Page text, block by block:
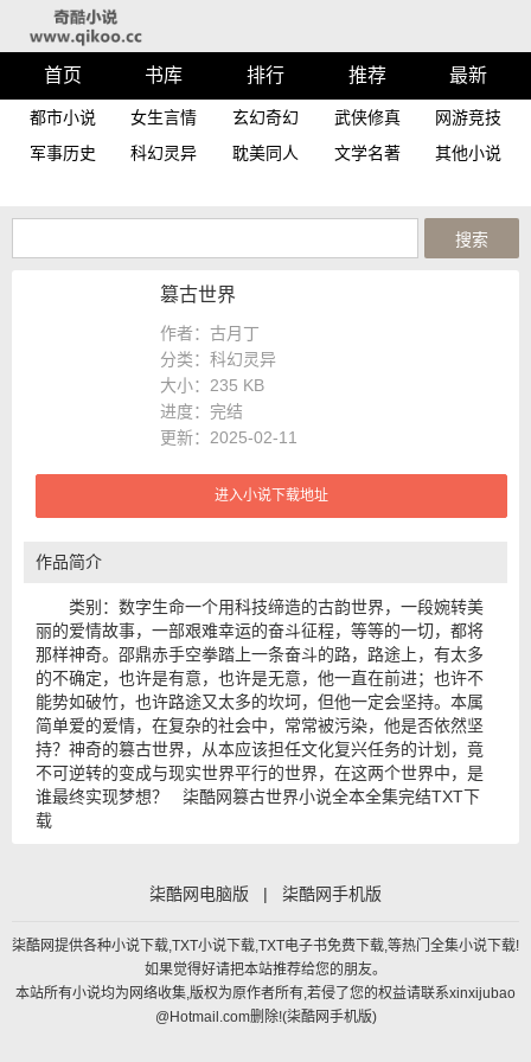
首页 书库 排行 推荐 最新
都市小说 女生言情 玄幻奇幻 武侠修真
网游竞技
军事历史
科幻灵异 耽美同人 文学名著 其他小说
篡古世界
作者：古月丁
分类：科幻灵异
大小： 235 KB
进度： 完结
更新：2025-02-11
进入小说下载地址
作品简介
类别：数字生命一个用科技缔造的古韵世界，一段婉转美
丽的爱情故事，一部艰难幸运的奋斗征程，等等的一切，都将
那样神奇。邵鼎赤手空拳踏上一条奋斗的路，路途上，有太多
的不确定，也许是有意，也许是无意，他一直在前进；也许不
能势如破竹，也许路途又太多的坎坷，但他一定会坚持。本属
简单爱的爱情，在复杂的社会中，常常被污染，他是否依然坚
持？神奇的篡古世界，从本应该担任文化复兴任务的计划，竟
不可逆转的变成与现实世界平行的世界，在这两个世界中，是
谁最终实现梦想？ 柒酷网篡古世界小说全本全集完结TXT下
载
柒酷网电脑版 | 柒酷网手机版
柒酷网提供各种小说下载,TXT小说下载,TXT电子书免费下载,等热门全集小说下载!
如果觉得好请把本站推荐给您的朋友。
本站所有小说均为网络收集,版权为原作者所有,若侵了您的权益请联系xinxijubao
@Hotmail.com删除!(柒酷网手机版)